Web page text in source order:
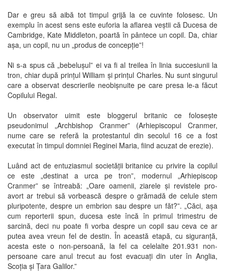
Dar e greu să aibă tot timpul grijă la ce cuvinte folosesc. Un
exemplu în acest sens este euforia la aflarea veștii că Ducesa de
Cambridge, Kate Middleton, poartă în pântece un copil. Da, chiar
așa, un copil, nu un „produs de concepție”!
Ni s-a spus că „bebelușul” ei va fi al treilea în linia succesiunii la
tron, chiar după prințul William și prințul Charles. Nu sunt singurul
care a observat descrierile neobișnuite pe care presa le-a făcut
Copilului Regal.
Un observator uimit este bloggerul britanic ce folosește
pseudonimul „Archbishop Cranmer” (Arhiepiscopul Cranmer,
nume care se referă la protestantul din secolul 16 ce a fost
executat în timpul domniei Reginei Maria, fiind acuzat de erezie).
Luând act de entuziasmul societății britanice cu privire la copilul
ce este „destinat a urca pe tron​​”, modernul „Arhiepiscop
Cranmer” se întreabă: „Oare oamenii, ziarele și revistele pro-
avort ar trebui să vorbească despre o grămadă de celule stem
pluripotente, despre un embrion sau despre un făt?”. „Căci, așa
cum reporterii spun, ducesa este încă în primul trimestru de
sarcină, deci nu poate fi vorba despre un copil sau ceva ce ar
putea avea vreun fel de destin. În această etapă, cu siguranță,
acesta este o non-persoană, la fel ca celelalte 201.931 non-
persoane care anul trecut au fost evacuați din uter în Anglia,
Scoția și Țara Galilor.”